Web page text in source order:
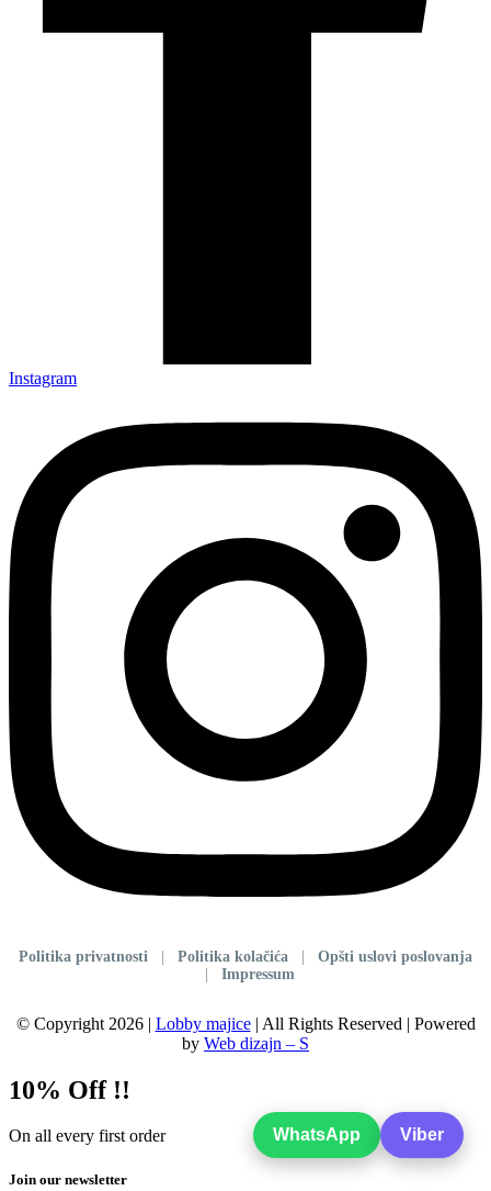
Instagram
Politika privatnosti | Politika kolačića |
Opšti uslovi poslovanja
|
Impressum
© Copyright 2026 | Lobby majice| All Rights Reserved | Powered
by Web dizajn – S
WhatsApp Viber
10% Off !!
On all every first order
Join our newsletter